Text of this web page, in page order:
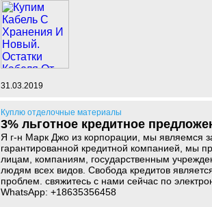
31.03.2019
Куплю отделочные материалы
3% льготное кредитное
Я г-н Марк Джо из корпорации, мы являемся
гарантированной кредитной компанией, мы
лицам, компаниям, государственным
людям всех видов. Свобода кредитов
проблем. свяжитесь с нами сейчас по
WhatsApp: +18635356458